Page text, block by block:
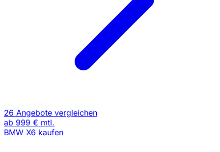
26 Angebote vergleichen
ab 999 € mtl.
BMW X6 kaufen